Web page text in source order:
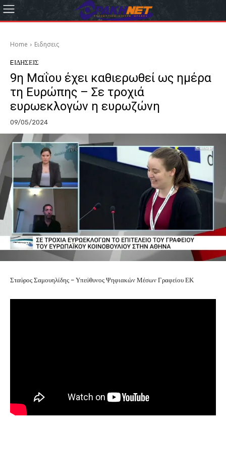
Home Eιδησεις
EΙΔΗΣΕΙΣ
9η Μαΐου έχει καθιερωθεί ως ημέρα
τη Ευρώπης – Σε τροχιά
ευρωεκλογών η ευρωζώνη
09/05/2024
Σταύρος Σαμουηλίδης – Υπεύθυνος Ψηφιακών Μέσων Γραφείου ΕΚ